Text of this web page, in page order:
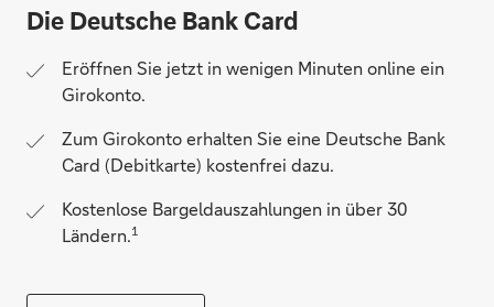
Die Deutsche Bank Card
Eröffnen Sie jetzt in wenigen Minuten online ein
Girokonto.
Zum Girokonto erhalten Sie eine Deutsche Bank
Card (Debitkarte) kostenfrei dazu.
Kostenlose Bargeldauszahlungen in über 30
Ländern.1